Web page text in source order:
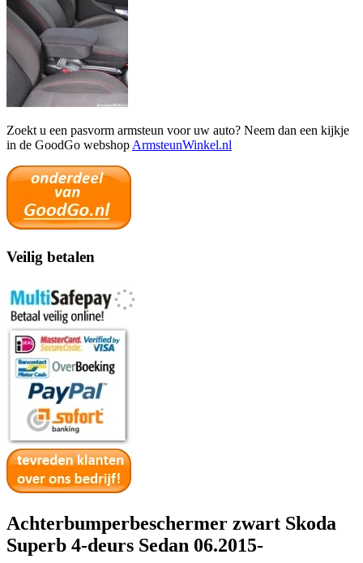
Zoekt u een pasvorm armsteun voor uw auto? Neem dan een kijkje
in de GoodGo webshop ArmsteunWinkel.nl
Veilig betalen
Achterbumperbeschermer zwart Skoda
Superb 4-deurs Sedan 06.2015-